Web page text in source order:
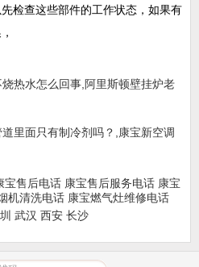
检查这些部件的工作状态，如果有
热水怎么回事,阿里斯顿壁挂炉老
里面只有制冷剂吗？,康宝新空调
宝售后电话 康宝售后服务电话 康宝
机清洗电话 康宝燃气灶维修电话
武汉 西安 长沙